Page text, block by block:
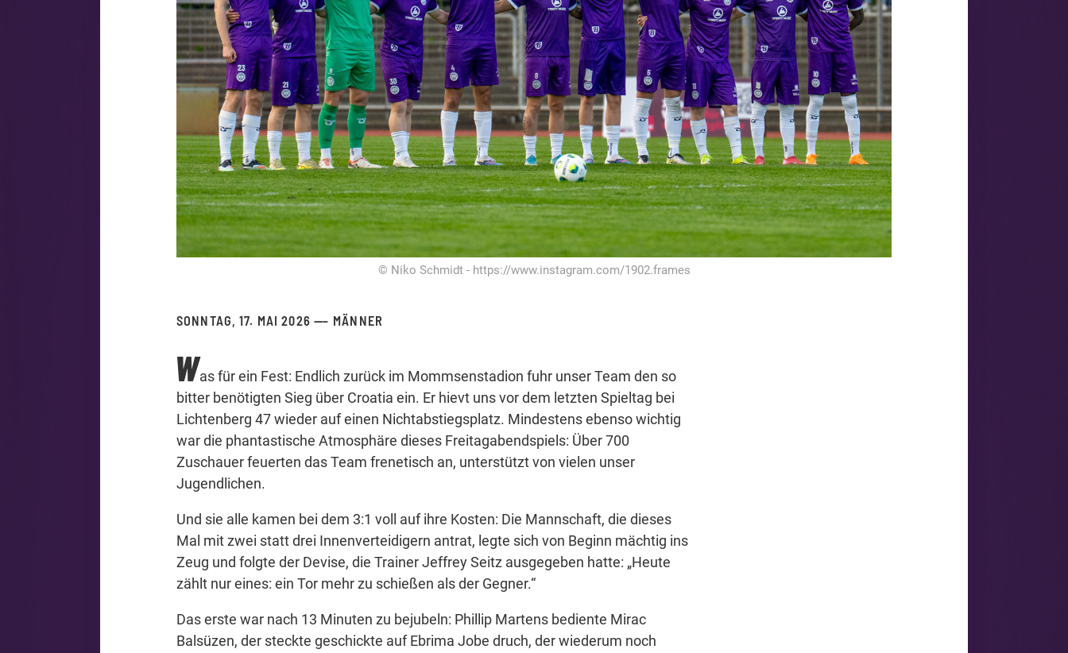
© Niko Schmidt - https://www.instagram.com/1902.frames
SONNTAG, 17. MAI 2026 MÄNNER
Was für ein Fest: Endlich zurück im Mommsenstadion fuhr unser Team den so
bitter benötigten Sieg über Croatia ein. Er hievt uns vor dem letzten Spieltag bei
Lichtenberg 47 wieder auf einen Nichtabstiegsplatz. Mindestens ebenso wichtig
war die phantastische Atmosphäre dieses Freitagabendspiels: Über 700
Zuschauer feuerten das Team frenetisch an, unterstützt von vielen unser
Jugendlichen.
Und sie alle kamen bei dem 3:1 voll auf ihre Kosten: Die Mannschaft, die dieses
Mal mit zwei statt drei Innenverteidigern antrat, legte sich von Beginn mächtig ins
Zeug und folgte der Devise, die Trainer Jeffrey Seitz ausgegeben hatte: „Heute
zählt nur eines: ein Tor mehr zu schießen als der Gegner.“
Das erste war nach 13 Minuten zu bejubeln: Phillip Martens bediente Mirac
Balsüzen, der steckte geschickte auf Ebrima Jobe druch, der wiederum noch